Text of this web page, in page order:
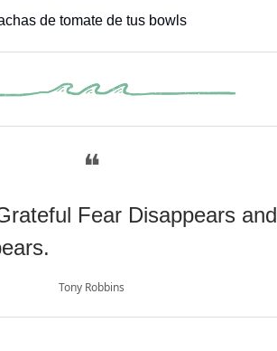
de tomate de tus bowls
❝
Fear Disappears and
Tony Robbins